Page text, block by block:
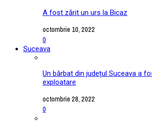
A fost zărit un urs la Bicaz
octombrie 10, 2022
0
Suceava
Un bărbat din județul Suceava a
exploatare
octombrie 28, 2022
0